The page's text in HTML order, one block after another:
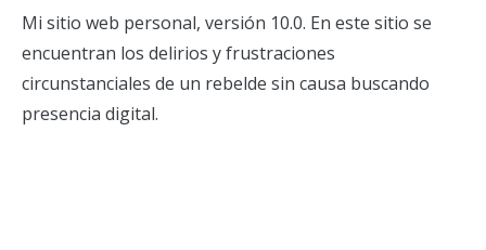
Mi sitio web personal, versión 10.0. En este sitio se
encuentran los delirios y frustraciones
circunstanciales de un rebelde sin causa buscando
presencia digital.